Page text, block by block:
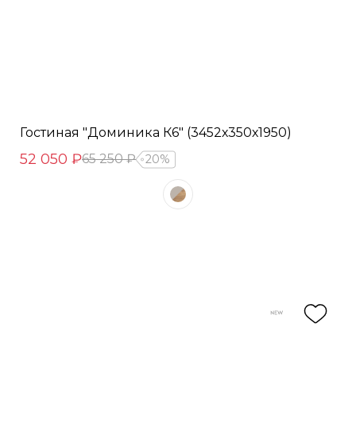
Гостиная "Доминика К6" (3452х350х1950)
52 050 ₽65 250 ₽ 20%